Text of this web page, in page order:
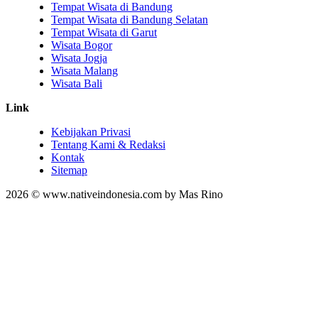
Tempat Wisata di Bandung
Tempat Wisata di Bandung Selatan
Tempat Wisata di Garut
Wisata Bogor
Wisata Jogja
Wisata Malang
Wisata Bali
Link
Kebijakan Privasi
Tentang Kami & Redaksi
Kontak
Sitemap
2026 © www.nativeindonesia.com by Mas Rino